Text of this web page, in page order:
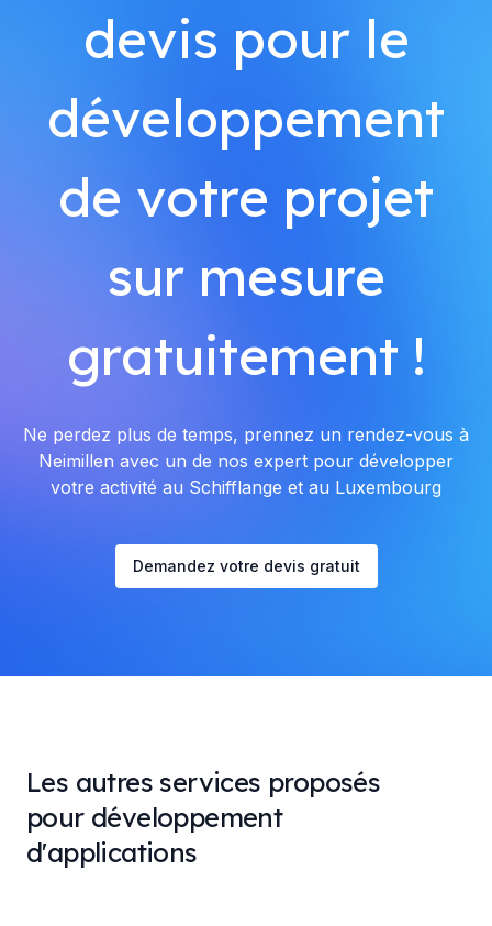
devis pour le
développement
de votre projet
sur mesure
gratuitement !
Ne perdez plus de temps, prennez un rendez-vous à
Neimillen avec un de nos expert pour développer
votre activité au Schifflange et au Luxembourg
Demandez votre devis gratuit
Les autres services proposés
pour développement
d'applications